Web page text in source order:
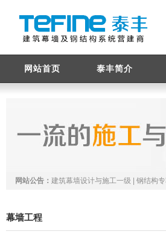
网站首页 泰丰简介
网站公告： 建筑幕墙设计与施工一级 | 钢结构
幕墙工程